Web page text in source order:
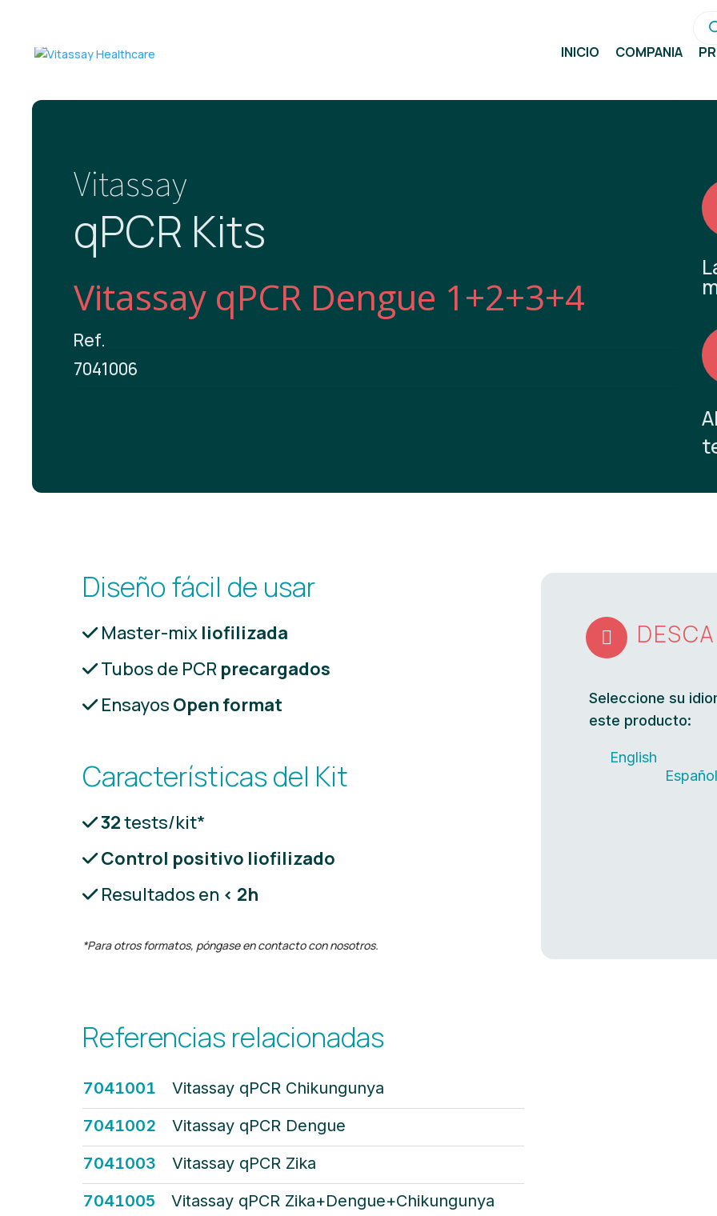
INICIO COMPAÑÍA
Vitassay
qPCR Kits
Vitassay qPCR Dengue 1+2+3+4
Ref.
7041006
Diseño fácil de usar
Master-mix liofilizada
Tubos de PCR precargados
Ensayos Open format
Características del Kit
32tests/kit*
Control positivo liofilizado
Resultados en < 2h
*Para otros formatos, póngase en contacto con nosotros.

Seleccione su
este producto:
English
Referencias relacionadas
7041001
Vitassay qPCR Chikungunya
7041002
Vitassay qPCR Dengue
7041003
Vitassay qPCR Zika
7041005
Vitassay qPCR Zika+Dengue+Chikungunya